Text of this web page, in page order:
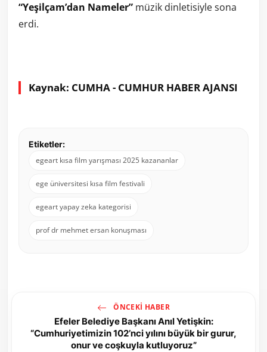
“Yeşilçam’dan Nameler” müzik dinletisiyle sona
erdi.
Kaynak: CUMHA - CUMHUR HABER AJANSI
Etiketler:
egeart kısa film yarışması 2025 kazananlar
ege üniversitesi kısa film festivali
egeart yapay zeka kategorisi
prof dr mehmet ersan konuşması
ÖNCEKI HABER
Efeler Belediye Başkanı Anıl Yetişkin:
“Cumhuriyetimizin 102’nci yılını büyük bir gurur,
onur ve coşkuyla kutluyoruz”